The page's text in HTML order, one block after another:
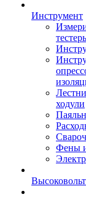
Инструмент
ходули
Фены